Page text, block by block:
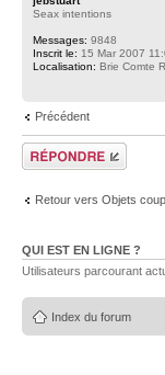
Seax intentions
Messages: 9848
Inscrit le: 15 Mar 2007
Localisation: Brie Comte
Précédent
Publier une
réponse
Retour vers Objets
QUI EST EN LIGNE ?
Utilisateurs parcourant
Index du forum